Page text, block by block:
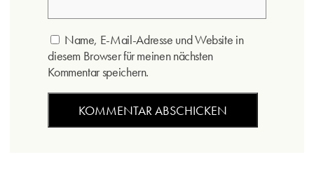
Name, E-Mail-Adresse und Website in
diesem Browser für meinen nächsten
Kommentar speichern.